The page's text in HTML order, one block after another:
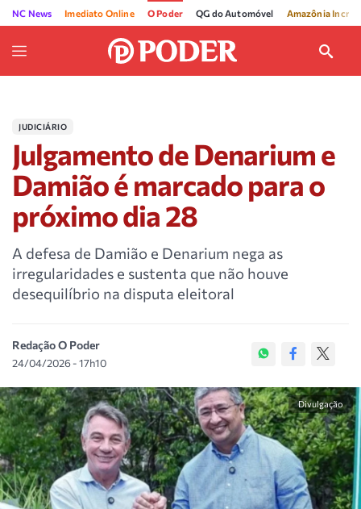
NC News Imediato Online O Poder QG do Automóvel Amazônia
JUDICIÁRIO
Julgamento de Denarium e
Damião é marcado para o
próximo dia 28
A defesa de Damião e Denarium nega as
irregularidades e sustenta que não houve
desequilíbrio na disputa eleitoral
Redação O Poder
24/04/2026 - 17h10
Divulgação